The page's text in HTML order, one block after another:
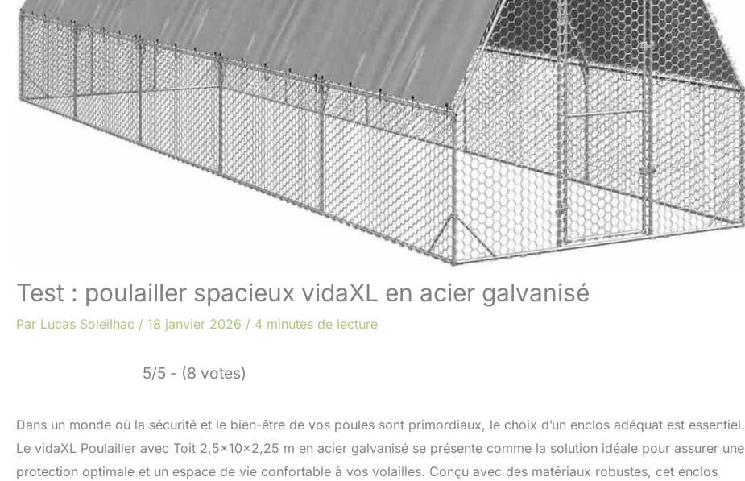
Test : poulailler spacieux vidaXL en acier galvanisé
Par Lucas Soleilhac / 18 janvier 2026 / 4 minutes de lecture
5/5 - (8 votes)
Dans un monde où la sécurité et le bien-être de vos poules sont primordiaux, le choix d’un enclos adéquat est essentiel.
Le vidaXL Poulailler avec Toit 2,5x10x2,25 m en acier galvanisé se présente comme la solution idéale pour assurer une
protection optimale et un espace de vie confortable à vos volailles. Conçu avec des matériaux robustes, cet enclos